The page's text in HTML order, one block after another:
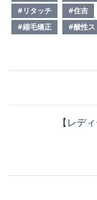
#リタッチ
#住吉
#縮毛矯正
#酸性ス
投
ナ
シ
【レデ
投